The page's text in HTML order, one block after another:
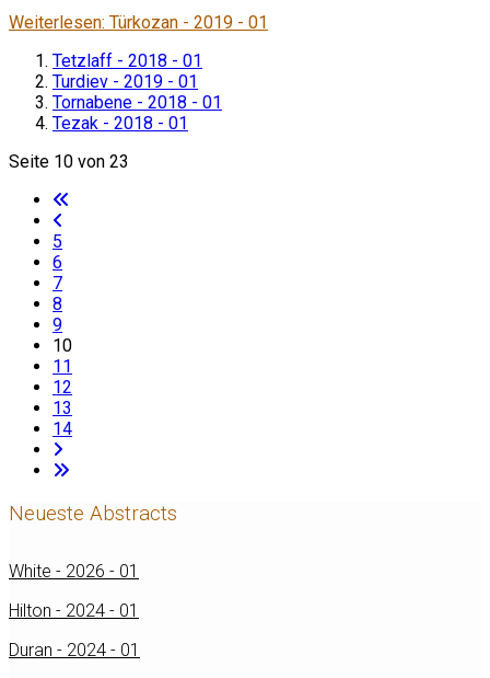
Weiterlesen: Türkozan - 2019 - 01
Tetzlaff - 2018 - 01
Turdiev - 2019 - 01
Tornabene - 2018 - 01
Tezak - 2018 - 01
Seite 10 von 23
5
6
7
8
9
10
11
12
13
14
Neueste Abstracts
White - 2026 - 01
Hilton - 2024 - 01
Duran - 2024 - 01